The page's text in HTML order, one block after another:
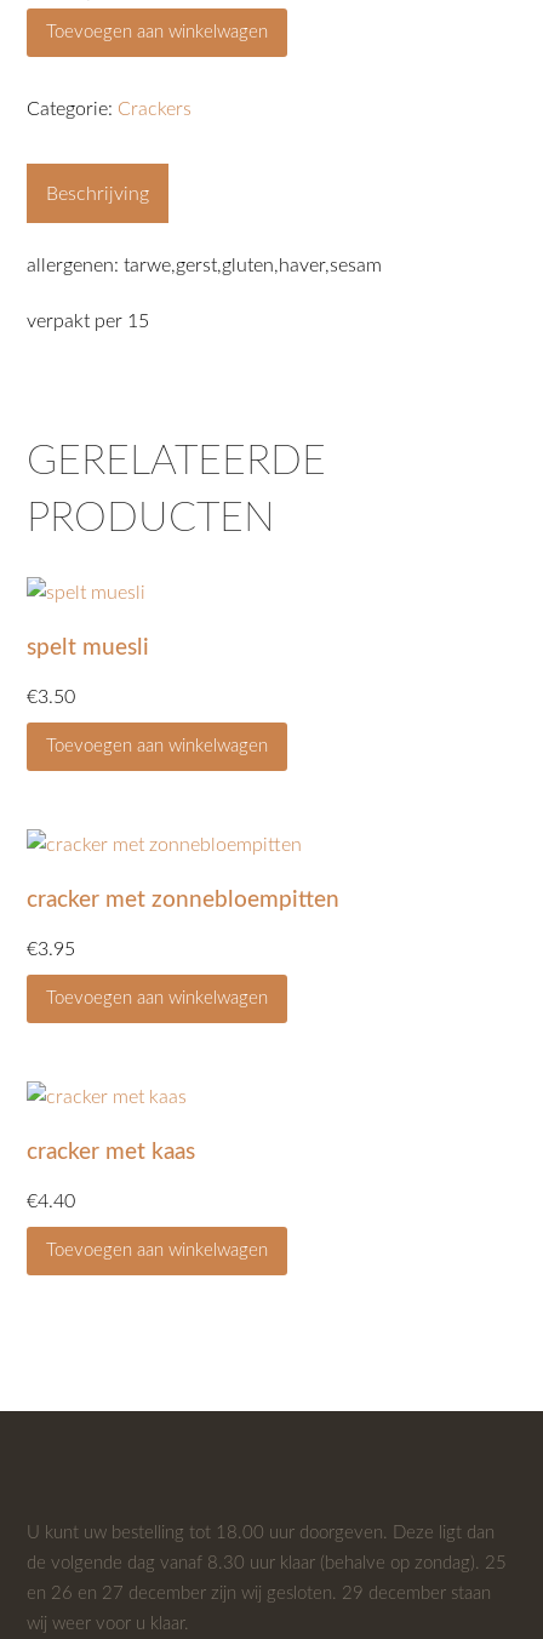
crackers
aantal
Toevoegen aan winkelwagen
Categorie: Crackers
Beschrijving
allergenen: tarwe,gerst,gluten,haver,sesam
verpakt per 15
GERELATEERDE
PRODUCTEN
spelt muesli
€3.50
Toevoegen aan winkelwagen
cracker met zonnebloempitten
€3.95
Toevoegen aan winkelwagen
cracker met kaas
€4.40
Toevoegen aan winkelwagen
U kunt uw bestelling tot 18.00 uur doorgeven. Deze ligt dan
de volgende dag vanaf 8.30 uur klaar (behalve op zondag). 25
en 26 en 27 december zijn wij gesloten. 29 december staan
wij weer voor u klaar.